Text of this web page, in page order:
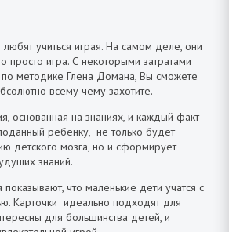
любят учиться играя. На самом деле, они
просто игра. С некоторыми затратами
методике Глена Домана, Вы сможете
всему чему захотите.
основанная на знаниях, и каждый факт
ребенку, не только будет
детского мозга, но и сформирует
знаний.
что маленькие дети учатся с
Карточки идеально подходят для
для большинства детей, и